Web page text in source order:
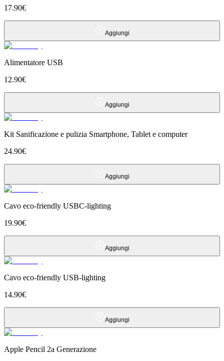
17.90€
Aggiungi
Alimentatore USB
12.90€
Aggiungi
Kit Sanificazione e pulizia Smartphone, Tablet e computer
24.90€
Aggiungi
Cavo eco-friendly USBC-lighting
19.90€
Aggiungi
Cavo eco-friendly USB-lighting
14.90€
Aggiungi
Apple Pencil 2a Generazione